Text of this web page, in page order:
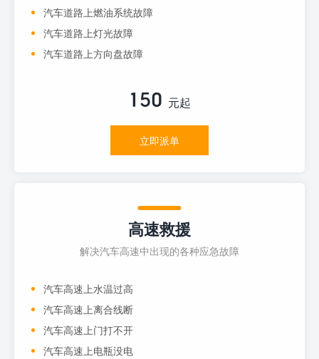
汽车道路上燃油系统故障
汽车道路上灯光故障
汽车道路上方向盘故障
150 元起
立即派单
高速救援
解决汽车高速中出现的各种应急故障
汽车高速上水温过高
汽车高速上离合线断
汽车高速上门打不开
汽车高速上电瓶没电